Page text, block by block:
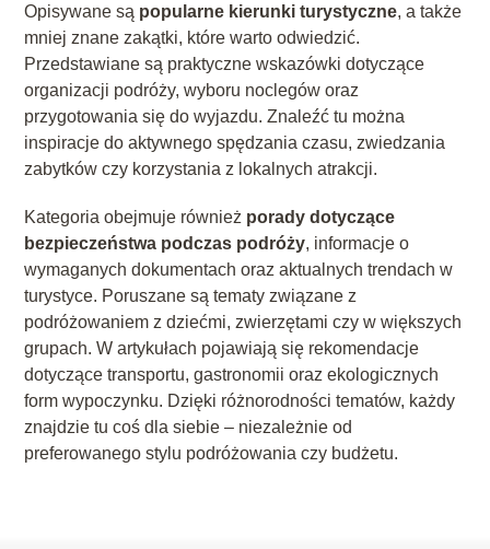
Opisywane są popularne kierunki turystyczne, a także
mniej znane zakątki, które warto odwiedzić.
Przedstawiane są praktyczne wskazówki dotyczące
organizacji podróży, wyboru noclegów oraz
przygotowania się do wyjazdu. Znaleźć tu można
inspiracje do aktywnego spędzania czasu, zwiedzania
zabytków czy korzystania z lokalnych atrakcji.
Kategoria obejmuje również porady dotyczące
bezpieczeństwa podczas podróży, informacje o
wymaganych dokumentach oraz aktualnych trendach w
turystyce. Poruszane są tematy związane z
podróżowaniem z dziećmi, zwierzętami czy w większych
grupach. W artykułach pojawiają się rekomendacje
dotyczące transportu, gastronomii oraz ekologicznych
form wypoczynku. Dzięki różnorodności tematów, każdy
znajdzie tu coś dla siebie – niezależnie od
preferowanego stylu podróżowania czy budżetu.